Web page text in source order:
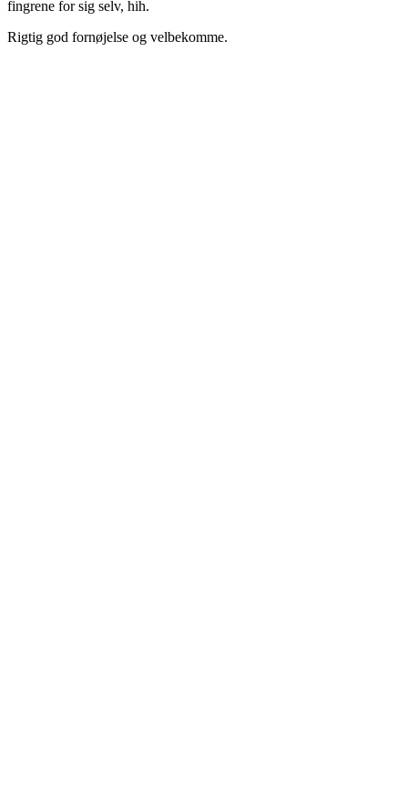
fingrene for sig selv, hih.
Rigtig god fornøjelse og velbekomme.